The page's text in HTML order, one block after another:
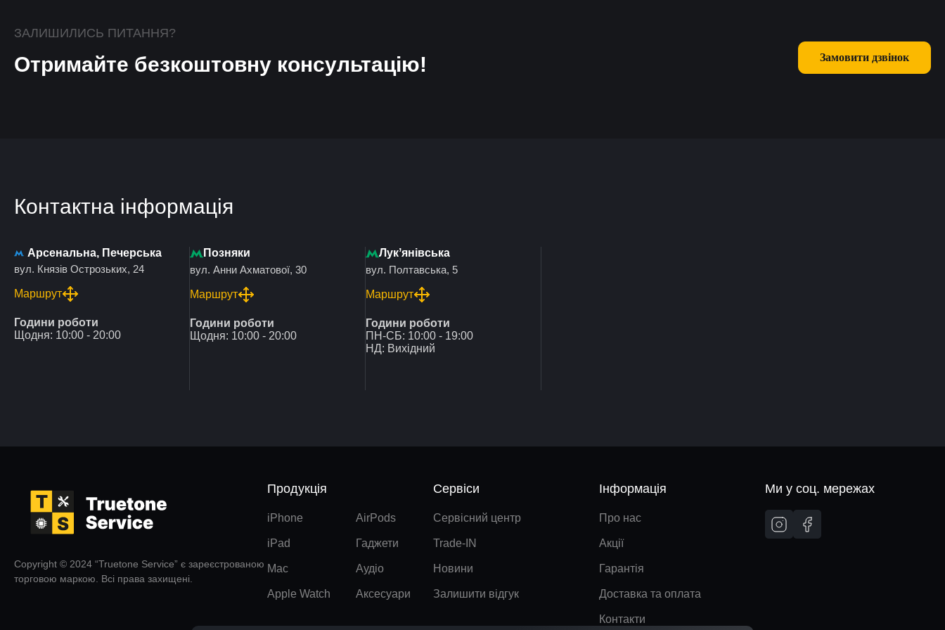
ЗАЛИШИЛИСЬ ПИТАННЯ?
Отримайте безкоштовну консультацію! Замовити дзвінок
Контактна інформація
Арсенальна, Печерська
вул. Князів Острозьких, 24
Маршрут
Години роботи
Щодня: 10:00 - 20:00
Позняки
вул. Анни Ахматової, 30
Маршрут
Години роботи
Щодня: 10:00 - 20:00
Лукʼянівська
вул. Полтавська, 5
Маршрут
Години роботи
ПН-СБ: 10:00 - 19:00
НД: Вихідний
Copyright © 2024 “Truetone Service” є зареєстрованою
торговою маркою. Всі права захищені.
Продукція
iPhone
iPad
Mac
Apple Watch
AirPods
Гаджети
Аудіо
Аксесуари
Сервіси
Сервісний центр
Trade-IN
Новини
Залишити відгук
Інформація
Про нас
Акції
Гарантія
Доставка та оплата
Контакти
Ми у соц. мережах